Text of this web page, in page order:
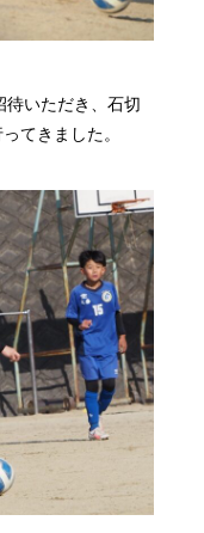
いただき、石切
てきました。